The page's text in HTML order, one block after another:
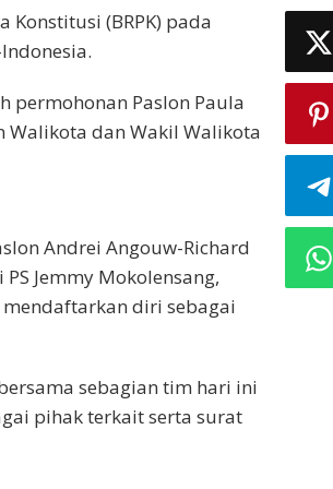
(BRPK) pada
permohonan Paslon Paula
Walikota dan Wakil Walikota
Andrei Angouw-Richard
Jemmy Mokolensang,
mendaftarkan diri sebagai
sebagian tim hari ini
pihak terkait serta surat